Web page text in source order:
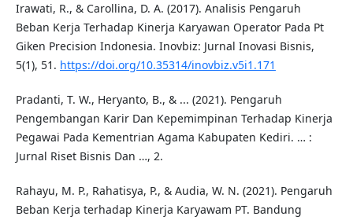
Irawati, R., & Carollina, D. A. (2017). Analisis Pengaruh
Beban Kerja Terhadap Kinerja Karyawan Operator Pada Pt
Giken Precision Indonesia. Inovbiz: Jurnal Inovasi Bisnis,
5(1), 51. https://doi.org/10.35314/inovbiz.v5i1.171
Pradanti, T. W., Heryanto, B., & ... (2021). Pengaruh
Pengembangan Karir Dan Kepemimpinan Terhadap Kinerja
Pegawai Pada Kementrian Agama Kabupaten Kediri. … :
Jurnal Riset Bisnis Dan …, 2.
Rahayu, M. P., Rahatisya, P., & Audia, W. N. (2021). Pengaruh
Beban Kerja terhadap Kinerja Karyawam PT. Bandung